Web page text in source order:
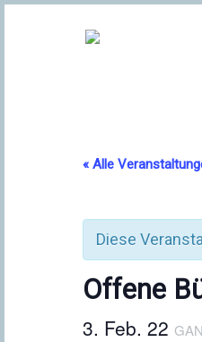
« Alle
Diese
Offene
3. Feb. 22